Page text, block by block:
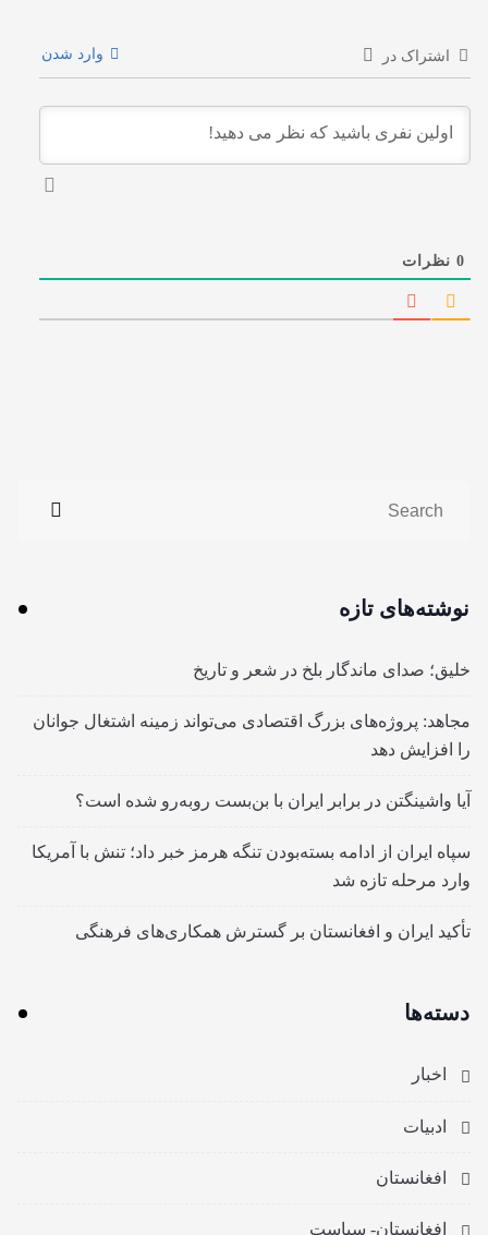
اشتراک در وارد شدن
0نظرات
نوشته‌های تازه
خلیق؛ صدای ماندگار بلخ در شعر و تاریخ
مجاهد: پروژه‌های بزرگ اقتصادی می‌تواند زمینه اشتغال جوانان
را افزایش دهد
آیا واشینگتن در برابر ایران با بن‌بست روبه‌رو شده است؟
سپاه ایران از ادامه بسته‌بودن تنگه هرمز خبر داد؛ تنش با آمریکا
وارد مرحله تازه شد
تأکید ایران و افغانستان بر گسترش همکاری‌های فرهنگی
دسته‌ها
اخبار
ادبیات
افغانستان
افغانستان- سیاست